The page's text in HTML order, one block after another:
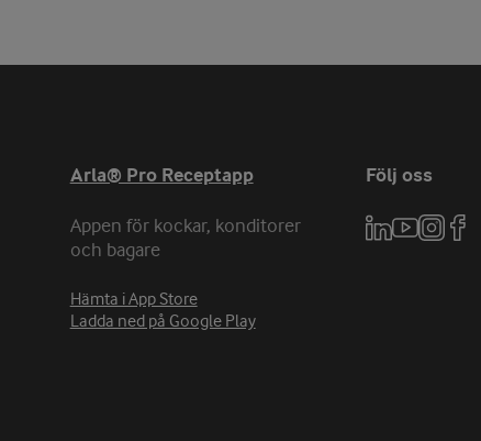
Arla® Pro Receptapp
Appen för kockar, konditorer
och bagare
Hämta i App Store
Ladda ned på Google Play
Följ oss